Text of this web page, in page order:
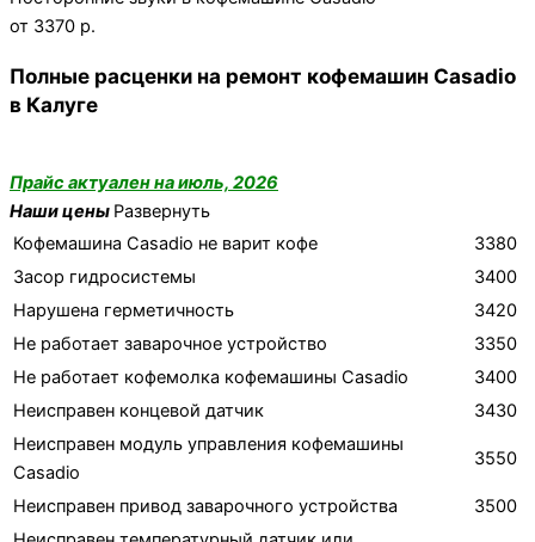
от 3370 р.
Полные расценки на ремонт кофемашин Casadio
в Калуге
Прайс актуален на июль, 2026
Наши цены Развернуть
Кофемашина Casadio не варит кофе
3380
Засор гидросистемы
3400
Нарушена герметичность
3420
Не работает заварочное устройство
3350
Не работает кофемолка кофемашины Casadio
3400
Неисправен концевой датчик
3430
Неисправен модуль управления кофемашины
Casadio
3550
Неисправен привод заварочного устройства
3500